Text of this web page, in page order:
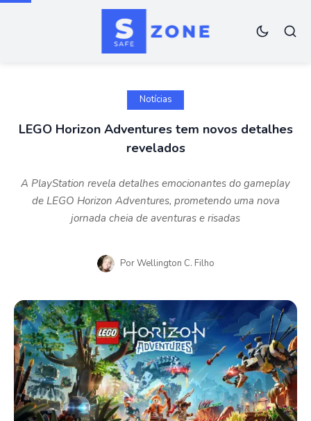
Notícias
LEGO Horizon Adventures tem novos detalhes
revelados
A PlayStation revela detalhes emocionantes do gameplay
de LEGO Horizon Adventures, prometendo uma nova
jornada cheia de aventuras e risadas
PorWellington C. Filho